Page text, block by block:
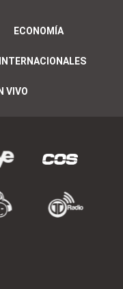
ECONOMÍA
INTERNACIONALES
VIVO